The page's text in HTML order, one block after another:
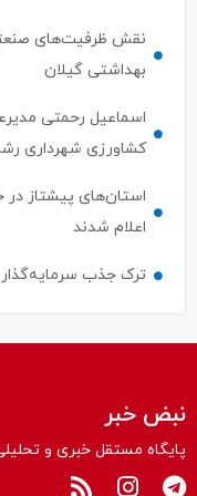
نقش ظرفیت‌های
بهداشتی گیلان
اسماعیل رحمتی
کشاورزی شهرداری
استان‌های پیشتاز
اعلام شدند
ترک جذب
نبض خبر
پایگاه مستقل خبری و